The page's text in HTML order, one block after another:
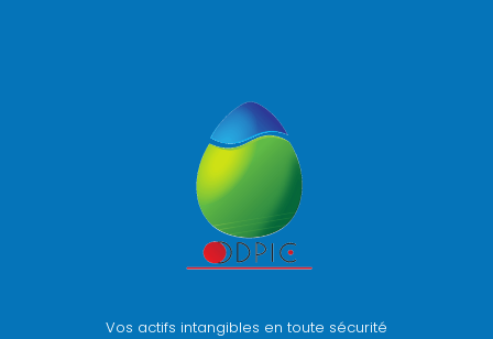
Vos actifs intangibles en toute sécurité